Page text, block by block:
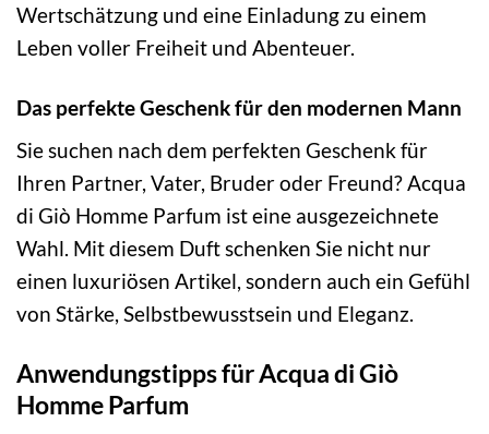
Wertschätzung und eine Einladung zu einem
Leben voller Freiheit und Abenteuer.
Das perfekte Geschenk für den modernen Mann
Sie suchen nach dem perfekten Geschenk für
Ihren Partner, Vater, Bruder oder Freund? Acqua
di Giò Homme Parfum ist eine ausgezeichnete
Wahl. Mit diesem Duft schenken Sie nicht nur
einen luxuriösen Artikel, sondern auch ein Gefühl
von Stärke, Selbstbewusstsein und Eleganz.
Anwendungstipps für Acqua di Giò
Homme Parfum